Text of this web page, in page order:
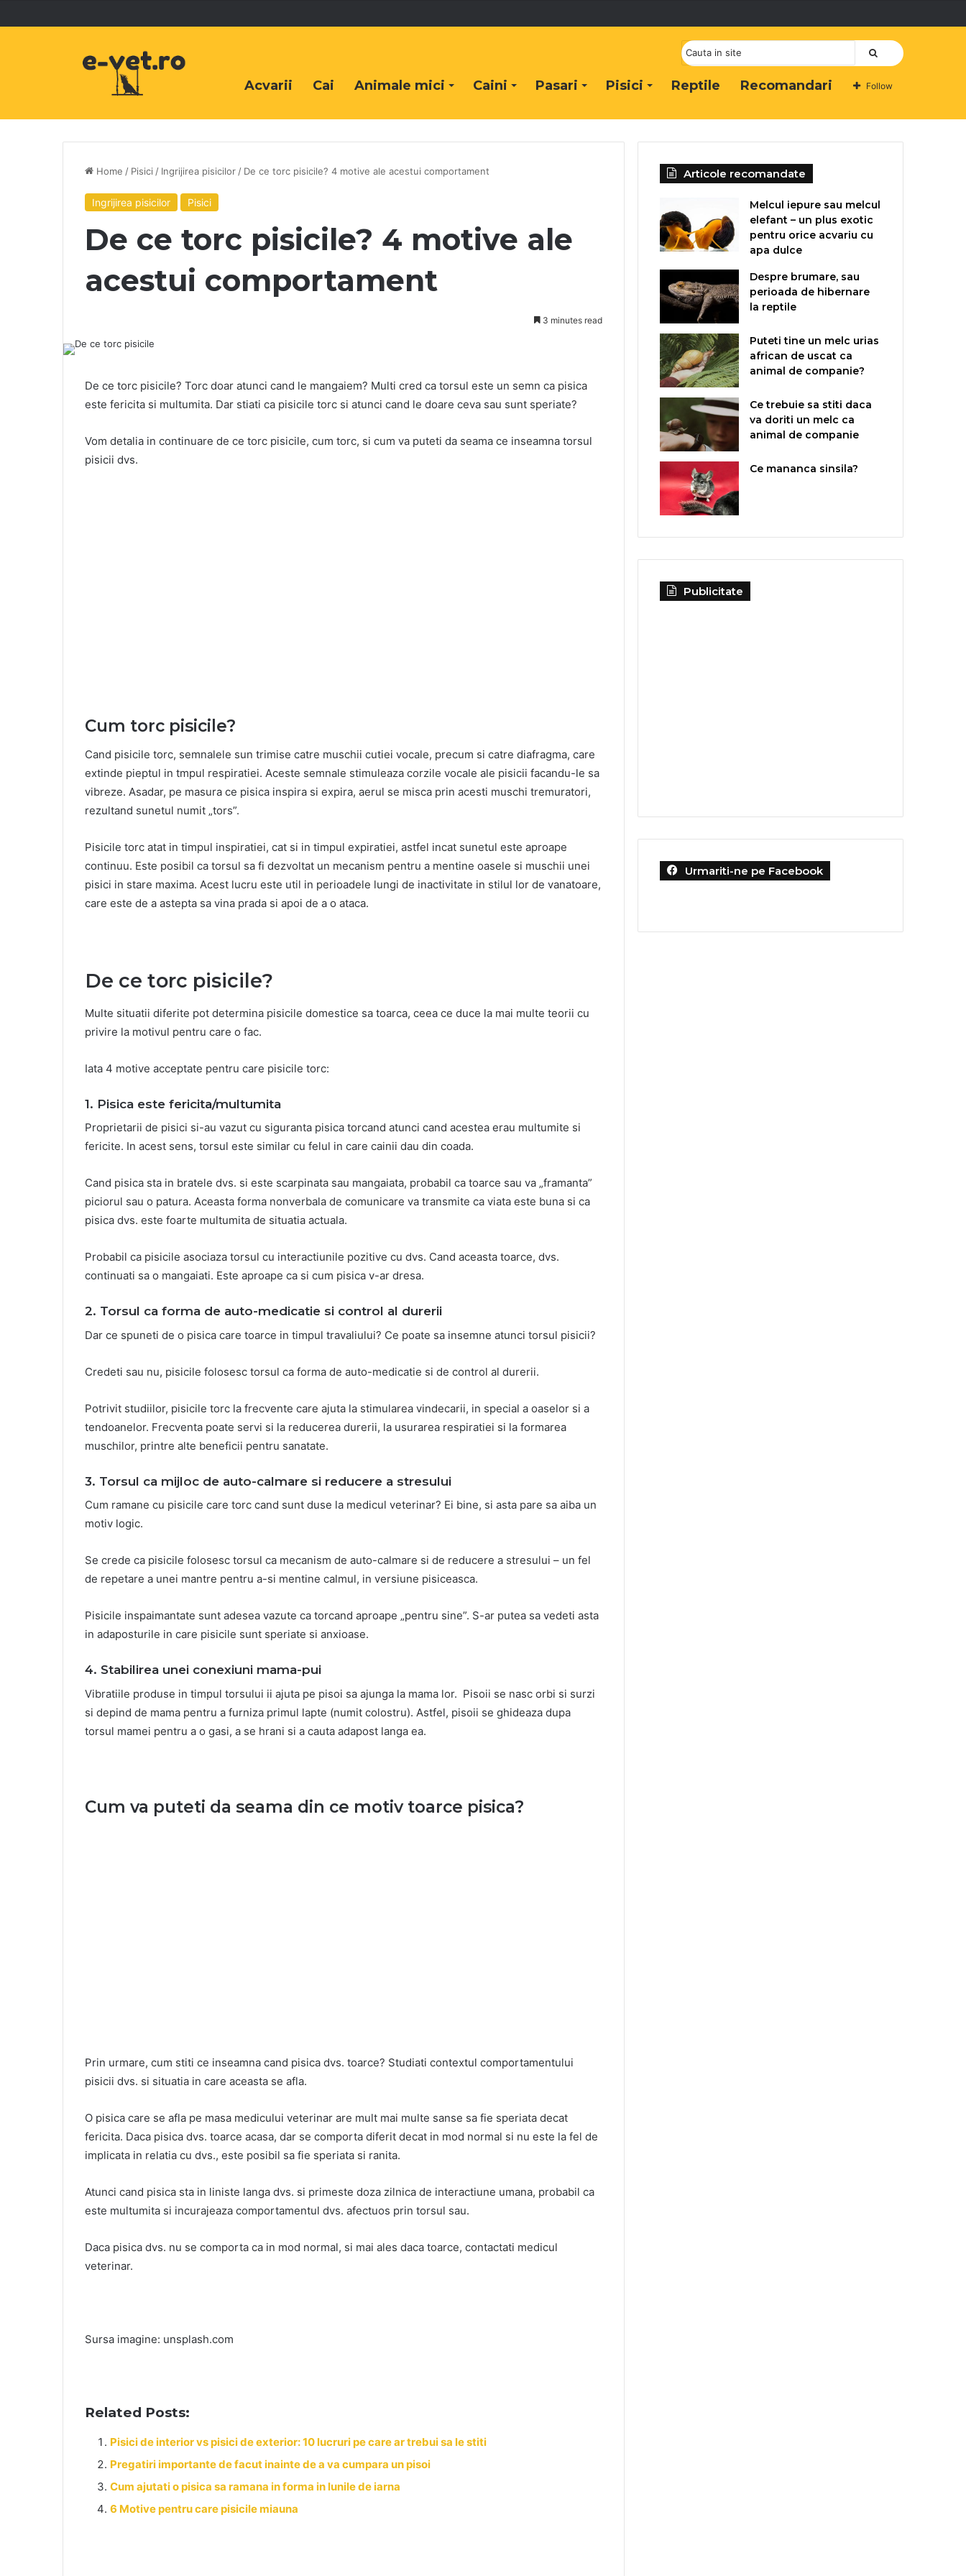
Cauta
Acvarii Cai Animale mici Caini Pasari Pisici Reptile Recomandari Follow
Home / Pisici / Ingrijirea pisicilor / De ce torc pisicile? 4 motive ale acestui comportament
Ingrijirea pisicilor Pisici
De ce torc pisicile? 4 motive ale
acestui comportament
3 minutes read
De ce torc pisicile? Torc doar atunci cand le mangaiem? Multi cred ca torsul este un semn ca pisica
este fericita si multumita. Dar stiati ca pisicile torc si atunci cand le doare ceva sau sunt speriate?
Vom detalia in continuare de ce torc pisicile, cum torc, si cum va puteti da seama ce inseamna torsul
pisicii dvs.
Cum torc pisicile?
Cand pisicile torc, semnalele sun trimise catre muschii cutiei vocale, precum si catre diafragma, care
extinde pieptul in tmpul respiratiei. Aceste semnale stimuleaza corzile vocale ale pisicii facandu-le sa
vibreze. Asadar, pe masura ce pisica inspira si expira, aerul se misca prin acesti muschi tremuratori,
rezultand sunetul numit „tors”.
Pisicile torc atat in timpul inspiratiei, cat si in timpul expiratiei, astfel incat sunetul este aproape
continuu. Este posibil ca torsul sa fi dezvoltat un mecanism pentru a mentine oasele si muschii unei
pisici in stare maxima. Acest lucru este util in perioadele lungi de inactivitate in stilul lor de vanatoare,
care este de a astepta sa vina prada si apoi de a o ataca.
De ce torc pisicile?
Multe situatii diferite pot determina pisicile domestice sa toarca, ceea ce duce la mai multe teorii cu
privire la motivul pentru care o fac.
Iata 4 motive acceptate pentru care pisicile torc:
1. Pisica este fericita/multumita
Proprietarii de pisici si-au vazut cu siguranta pisica torcand atunci cand acestea erau multumite si
fericite. In acest sens, torsul este similar cu felul in care cainii dau din coada.
Cand pisica sta in bratele dvs. si este scarpinata sau mangaiata, probabil ca toarce sau va „framanta”
piciorul sau o patura. Aceasta forma nonverbala de comunicare va transmite ca viata este buna si ca
pisica dvs. este foarte multumita de situatia actuala.
Probabil ca pisicile asociaza torsul cu interactiunile pozitive cu dvs. Cand aceasta toarce, dvs.
continuati sa o mangaiati. Este aproape ca si cum pisica v-ar dresa.
2. Torsul ca forma de auto-medicatie si control al durerii
Dar ce spuneti de o pisica care toarce in timpul travaliului? Ce poate sa insemne atunci torsul pisicii?
Credeti sau nu, pisicile folosesc torsul ca forma de auto-medicatie si de control al durerii.
Potrivit studiilor, pisicile torc la frecvente care ajuta la stimularea vindecarii, in special a oaselor si a
tendoanelor. Frecventa poate servi si la reducerea durerii, la usurarea respiratiei si la formarea
muschilor, printre alte beneficii pentru sanatate.
3. Torsul ca mijloc de auto-calmare si reducere a stresului
Cum ramane cu pisicile care torc cand sunt duse la medicul veterinar? Ei bine, si asta pare sa aiba un
motiv logic.
Se crede ca pisicile folosesc torsul ca mecanism de auto-calmare si de reducere a stresului – un fel
de repetare a unei mantre pentru a-si mentine calmul, in versiune pisiceasca.
Pisicile inspaimantate sunt adesea vazute ca torcand aproape „pentru sine”. S-ar putea sa vedeti asta
in adaposturile in care pisicile sunt speriate si anxioase.
4. Stabilirea unei conexiuni mama-pui
Vibratiile produse in timpul torsului ii ajuta pe pisoi sa ajunga la mama lor. Pisoii se nasc orbi si surzi
si depind de mama pentru a furniza primul lapte (numit colostru). Astfel, pisoii se ghideaza dupa
torsul mamei pentru a o gasi, a se hrani si a cauta adapost langa ea.
Cum va puteti da seama din ce motiv toarce pisica?
Prin urmare, cum stiti ce inseamna cand pisica dvs. toarce? Studiati contextul comportamentului
pisicii dvs. si situatia in care aceasta se afla.
O pisica care se afla pe masa medicului veterinar are mult mai multe sanse sa fie speriata decat
fericita. Daca pisica dvs. toarce acasa, dar se comporta diferit decat in mod normal si nu este la fel de
implicata in relatia cu dvs., este posibil sa fie speriata si ranita.
Atunci cand pisica sta in liniste langa dvs. si primeste doza zilnica de interactiune umana, probabil ca
este multumita si incurajeaza comportamentul dvs. afectuos prin torsul sau.
Daca pisica dvs. nu se comporta ca in mod normal, si mai ales daca toarce, contactati medicul
veterinar.
Sursa imagine: unsplash.com
Related Posts:
Pisici de interior vs pisici de exterior: 10 lucruri pe care ar trebui sa le stiti
Pregatiri importante de facut inainte de a va cumpara un pisoi
Cum ajutati o pisica sa ramana in forma in lunile de iarna
6 Motive pentru care pisicile miauna
Articole recomandate
Melcul iepure sau melcul
elefant – un plus exotic
pentru orice acvariu cu
apa dulce
Despre brumare, sau
perioada de hibernare
la reptile
Puteti tine un melc urias
african de uscat ca
animal de companie?
Ce trebuie sa stiti daca
va doriti un melc ca
animal de companie
Ce mananca sinsila?
Publicitate
Urmariti-ne pe Facebook